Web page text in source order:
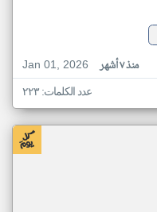
Jan 01, 2026
منذ ٧ أشهر
عدد الكلمات: ٢٢٣